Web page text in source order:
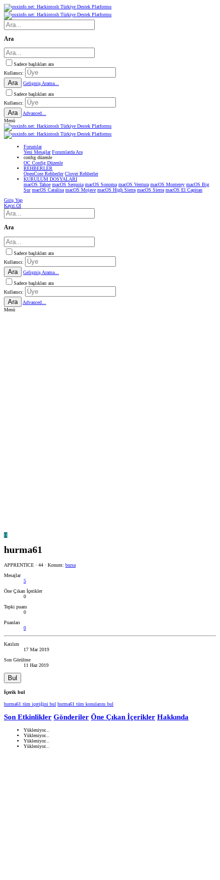
Ara
Sadece başlıkları ara
Kullanıcı:
Ara
Gelişmiş Arama...
Sadece başlıkları ara
Kullanıcı:
Ara
Advanced...
Menü
Forumlar
Yeni Mesajlar Forumlarda Ara
confıg düzenle
OC Config Düzenle
REHBERLER
OpenCore Rehberler Clover Rehberler
KURULUM DOSYALARI
macOS Tahoe macOS Sequoia macOS Sonoma macOS Ventura macOS Monterey macOS Big
Sur macOS Catalina macOS Mojave macOS High Sierra macOS Sierra macOS El Capitan
Giriş Yap
Kayıt Ol
Ara
Sadece başlıkları ara
Kullanıcı:
Ara
Gelişmiş Arama...
Sadece başlıkları ara
Kullanıcı:
Ara
Advanced...
Menü
H
hurma61
APPRENTICE · 44 · Konum: bursa
Mesajlar
5
Öne Çıkan İçerikler
0
Tepki puanı
0
Puanları
0
Katılım
17 Mar 2019
Son Görülme
11 Haz 2019
Bul
İçerik bul
hurma61 tüm içeriğini bul hurma61 tüm konularını bul
Son Etkinlikler Gönderiler Öne Çıkan İçerikler Hakkında
Yükleniyor...
Yükleniyor...
Yükleniyor...
Yükleniyor...